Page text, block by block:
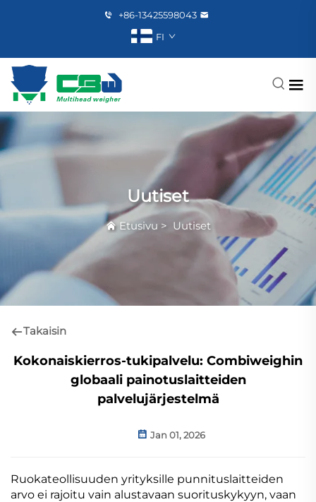
+86-13425598043
FI
Uutiset
Etusivu > Uutiset
Takaisin
Kokonaiskierros-tukipalvelu: Combiweighin
globaali painotuslaitteiden
palvelujärjestelmä
Jan 01, 2026
Ruokateollisuuden yrityksille punnituslaitteiden
arvo ei rajoitu vain alustavaan suorituskykyyn, vaan